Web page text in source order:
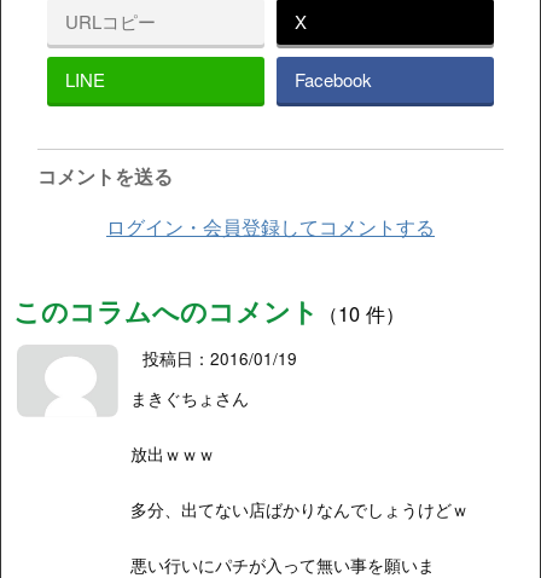
URLコピー X
LINE Facebook
コメントを送る
ログイン・会員登録してコメントする
このコラムへのコメント （10 件）
投稿日：2016/01/19
まきぐちょさん
放出ｗｗｗ
多分、出てない店ばかりなんでしょうけどｗ
悪い行いにパチが入って無い事を願いま